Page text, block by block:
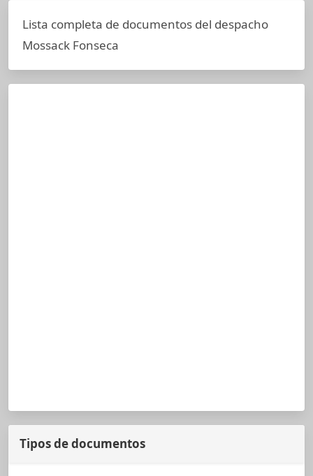
Lista completa de documentos del despacho
Mossack Fonseca
Tipos de documentos